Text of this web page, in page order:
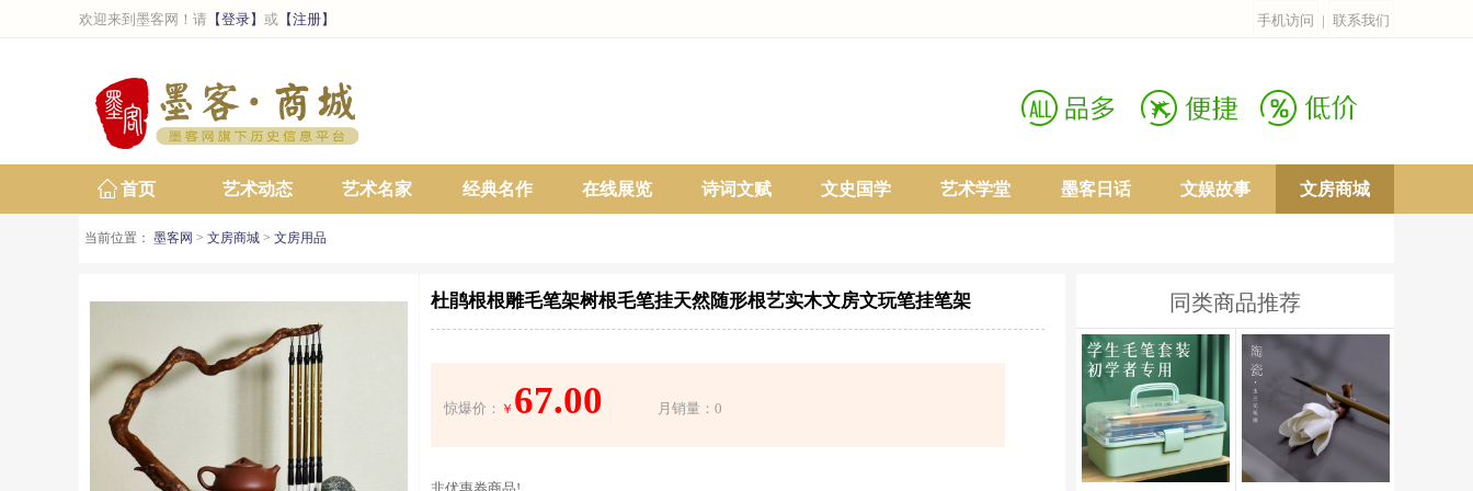
欢迎来到墨客网！请 【登录】 或 【注册】 手机访问 | 联系我们
首页 艺术动态 艺术名家 经典名作 在线展览 诗词文赋 文史国学 艺术学堂 墨客日话 文娱故事 文房商城
当前位置： 墨客网 > 文房商城 > 文房用品
杜鹃根根雕毛笔架树根毛笔挂天然随形根艺实木文房文玩笔挂笔架
惊爆价： ￥ 67.00 月销量：0
同类商品推荐